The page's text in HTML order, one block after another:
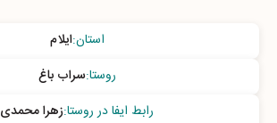
استان:ایلام
روستا:سراب باغ
رابط ایفا در روستا:زهرا محمدی